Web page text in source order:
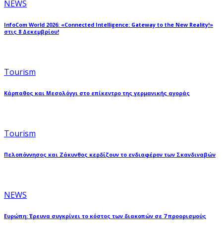
NEWS
InfoCom World 2026: «Connected Intelligence: Gateway to the New Reality!»
στις 8 Δεκεμβρίου!
Tourism
Κάρπαθος και Μεσολόγγι στο επίκεντρο της γερμανικής αγοράς
Tourism
Πελοπόννησος και Ζάκυνθος κερδίζουν το ενδιαφέρον των Σκανδιναβών
NEWS
Ευρώπη: Έρευνα συγκρίνει το κόστος των διακοπών σε 7 προορισμούς